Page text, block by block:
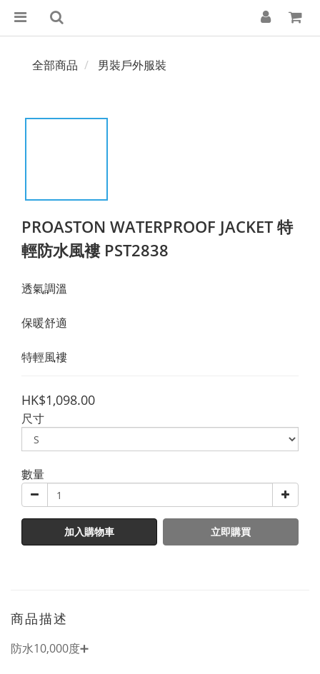
全部商品 男裝戶外服裝
PROASTON WATERPROOF JACKET 特
輕防水風褸 PST2838
透氣調溫
保暖舒適
特輕風褸
HK$1,098.00
尺寸
數量
加入購物車 立即購買
商品描述
防水10,000度➕